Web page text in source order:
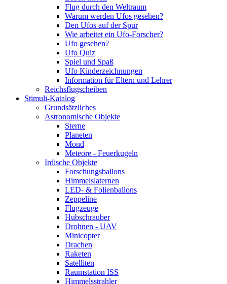
Flug durch den Weltraum
Warum werden Ufos gesehen?
Den Ufos auf der Spur
Wie arbeitet ein Ufo-Forscher?
Ufo gesehen?
Ufo Quiz
Spiel und Spaß
Ufo Kinderzeichnungen
Information für Eltern und Lehrer
Reichsflugscheiben
Stimuli-Katalog
Grundsätzliches
Astronomische Objekte
Sterne
Planeten
Mond
Meteore - Feuerkugeln
Irdische Objekte
Forschungsballons
Himmelslaternen
LED- & Folienballons
Zeppeline
Flugzeuge
Hubschrauber
Drohnen - UAV
Minicopter
Drachen
Raketen
Satelliten
Raumstation ISS
Himmelsstrahler